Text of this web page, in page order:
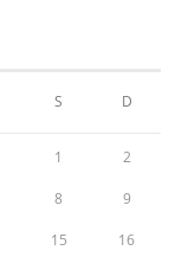
S D
1 2
8 9
15 16